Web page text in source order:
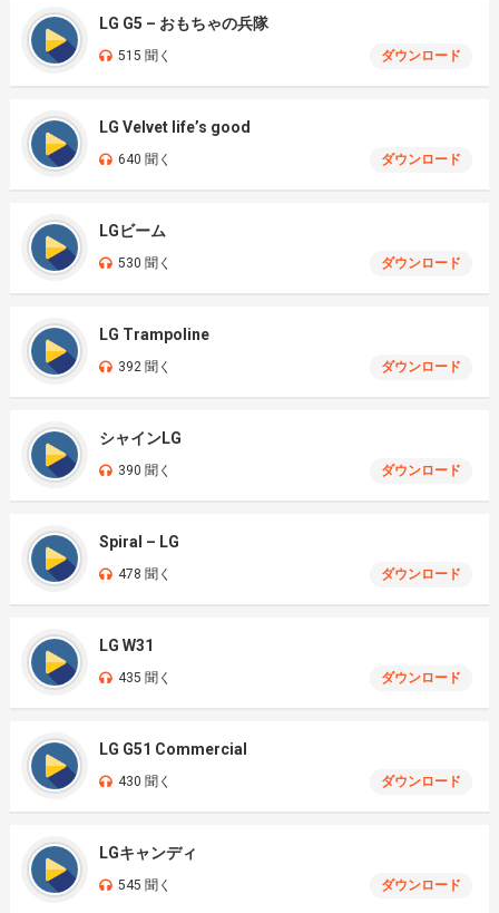
LG G5 – おもちゃの兵隊
515 聞く ダウンロード
LG Velvet life’s good
640 聞く ダウンロード
LGビーム
530 聞く ダウンロード
LG Trampoline
392 聞く ダウンロード
シャインLG
390 聞く ダウンロード
Spiral – LG
478 聞く ダウンロード
LG W31
435 聞く ダウンロード
LG G51 Commercial
430 聞く ダウンロード
LGキャンディ
545 聞く ダウンロード